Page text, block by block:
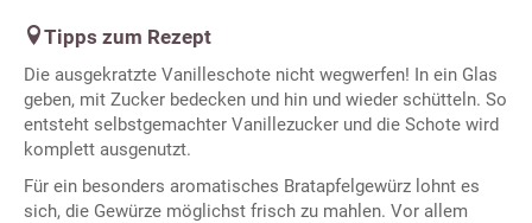
Tipps zum Rezept
Die ausgekratzte Vanilleschote nicht wegwerfen! In ein Glas
geben, mit Zucker bedecken und hin und wieder schütteln. So
entsteht selbstgemachter Vanillezucker und die Schote wird
komplett ausgenutzt.
Für ein besonders aromatisches Bratapfelgewürz lohnt es
sich, die Gewürze möglichst frisch zu mahlen. Vor allem